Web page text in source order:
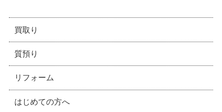
買取り
質預り
リフォーム
はじめての方へ